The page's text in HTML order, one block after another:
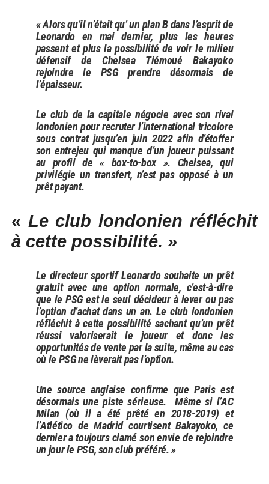
« Alors qu’il n’était qu’ un plan B dans l’esprit de
Leonardo en mai dernier, plus les heures
passent et plus la possibilité de voir le milieu
défensif de Chelsea Tiémoué Bakayoko
rejoindre le PSG prendre désormais de
l’épaisseur.
Le club de la capitale négocie avec son rival
londonien pour recruter l’international tricolore
sous contrat jusqu’en juin 2022 afin d’étoffer
son entrejeu qui manque d’un joueur puissant
au profil de « box-to-box ». Chelsea, qui
privilégie un transfert, n’est pas opposé à un
prêt payant.
« Le club londonien réfléchit
à cette possibilité. »
Le directeur sportif Leonardo souhaite un prêt
gratuit avec une option normale, c’est-à-dire
que le PSG est le seul décideur à lever ou pas
l’option d’achat dans un an. Le club londonien
réfléchit à cette possibilité sachant qu’un prêt
réussi valoriserait le joueur et donc les
opportunités de vente par la suite, même au cas
où le PSG ne lèverait pas l’option.
Une source anglaise confirme que Paris est
désormais une piste sérieuse. Même si l’AC
Milan (où il a été prêté en 2018-2019) et
l’Atlético de Madrid courtisent Bakayoko, ce
dernier a toujours clamé son envie de rejoindre
un jour le PSG, son club préféré. »